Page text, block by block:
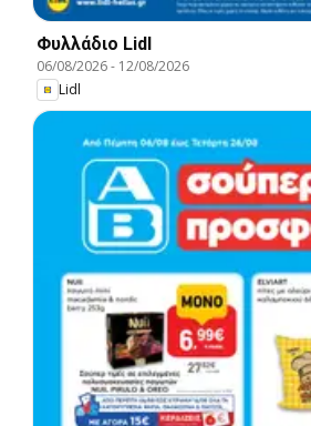
Φυλλάδιο Lidl
06/08/2026- 12/08/2026
Lidl